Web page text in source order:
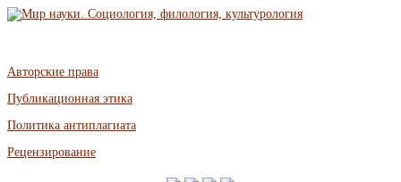
Авторские права
Публикационная этика
Политика антиплагиата
Рецензирование